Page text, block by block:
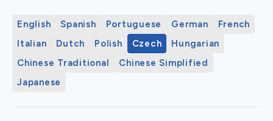
English Spanish Portuguese German
French
Italian
Dutch Polish Czech
Hungarian
Chinese Traditional
Chinese Simplified
Japanese